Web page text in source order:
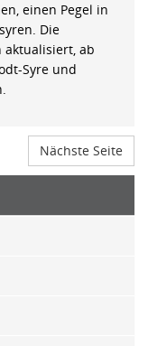
einen Pegel in
Die
aktualisiert, ab
Syre und
Nächste Seite